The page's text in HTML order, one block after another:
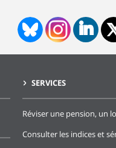
SERVICES
Réviser une pension, un
Consulter les indices et